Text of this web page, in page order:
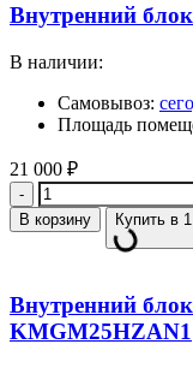
Внутренний
В наличии:
Самовывоз:
Площадь
21 000 ₽
Количество
В корзину Купить в
Внутренний
KMGM25HZAN1